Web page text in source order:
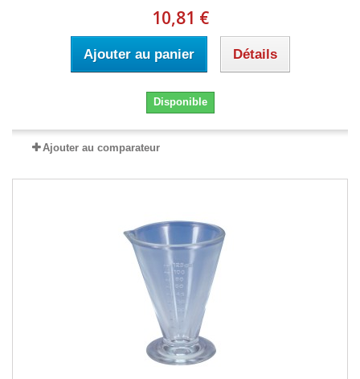
10,81 €
Ajouter au panier Détails
Disponible
Ajouter au comparateur